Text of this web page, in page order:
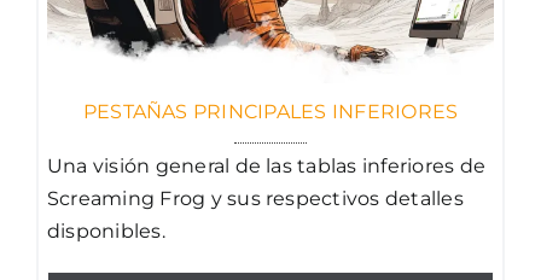
PESTAÑAS PRINCIPALES INFERIORES
Una visión general de las tablas inferiores de
Screaming Frog y sus respectivos detalles
disponibles.